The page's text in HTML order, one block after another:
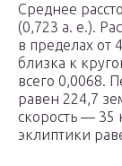
Среднее
(0,723 а. е.).
в пределах от
близка к
всего 0,0068.
равен 224,7
скорость — 35
эклиптики